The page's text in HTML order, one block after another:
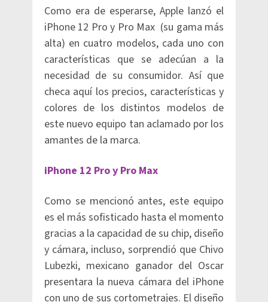
Como era de esperarse, Apple lanzó el
iPhone 12 Pro y Pro Max (su gama más
alta) en cuatro modelos, cada uno con
características que se adecúan a la
necesidad de su consumidor. Así que
checa aquí los precios, características y
colores de los distintos modelos de
este nuevo equipo tan aclamado por los
amantes de la marca.
iPhone 12 Pro y Pro Max
Como se mencionó antes, este equipo
es el más sofisticado hasta el momento
gracias a la capacidad de su chip, diseño
y cámara, incluso, sorprendió que Chivo
Lubezki, mexicano ganador del Oscar
presentara la nueva cámara del iPhone
con uno de sus cortometrajes. El diseño